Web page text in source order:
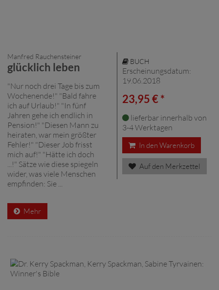
Manfred Rauchensteiner
glücklich leben
"Nur noch drei Tage bis zum
Wochenende!" "Bald fahre
ich auf Urlaub!" "In fünf
Jahren gehe ich endlich in
Pension!" "Diesen Mann zu
heiraten, war mein größter
Fehler!" "Dieser Job frisst
mich auf!" "Hätte ich doch
...!" Sätze wie diese spiegeln
wider, was viele Menschen
empfinden: Sie ...
Mehr
BUCH
Erscheinungsdatum:
19.06.2018
23,95 € *
lieferbar innerhalb von
3-4 Werktagen
In den Warenkorb
Auf den Merkzettel